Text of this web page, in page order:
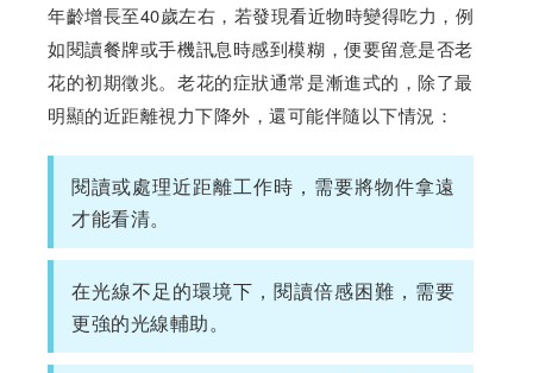
年齡增長至40歲左右，若發現看近物時變得吃力，例
如閱讀餐牌或手機訊息時感到模糊，便要留意是否老
花的初期徵兆。老花的症狀通常是漸進式的，除了最
明顯的近距離視力下降外，還可能伴隨以下情況：
閱讀或處理近距離工作時，需要將物件拿遠
才能看清。
在光線不足的環境下，閱讀倍感困難，需要
更強的光線輔助。